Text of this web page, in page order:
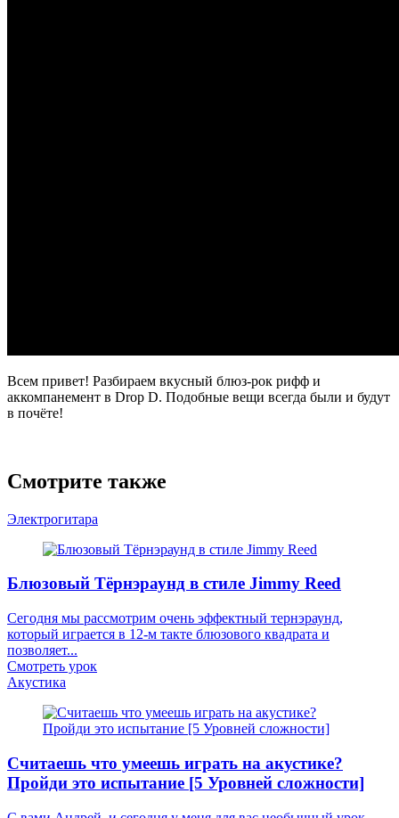
Всем привет! Разбираем вкусный блюз-рок рифф и
аккомпанемент в Drop D. Подобные вещи всегда были и будут
в почёте!
Смотрите также
Электрогитара
Блюзовый Тёрнэраунд в стиле Jimmy Reed
Сегодня мы рассмотрим очень эффектный тернэраунд,
который играется в 12-м такте блюзового квадрата и
позволяет...
Смотреть урок
Акустика
Считаешь что умеешь играть на акустике?
Пройди это испытание [5 Уровней сложности]